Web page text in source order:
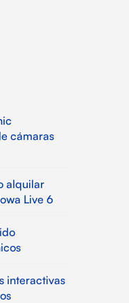
cámaras
alquilar
Live 6
interactivas